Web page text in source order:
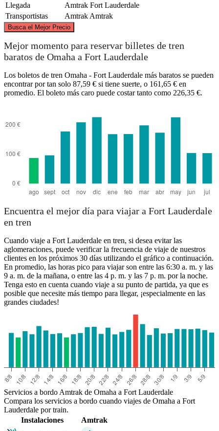
Llegada
Amtrak Fort Lauderdale
Transportistas
Amtrak Amtrak
Busca el Mejor Precio
©
Mejor momento para reservar billetes de tren
baratos de Omaha a Fort Lauderdale
Los boletos de tren Omaha - Fort Lauderdale más baratos se pueden
encontrar por tan solo 87,59 € si tiene suerte, o 161,65 € en
promedio. El boleto más caro puede costar tanto como 226,35 €.
Encuentra el mejor día para viajar a Fort Lauderdale
en tren
Cuando viaje a Fort Lauderdale en tren, si desea evitar las
aglomeraciones, puede verificar la frecuencia de viaje de nuestros
clientes en los próximos 30 días utilizando el gráfico a continuación.
En promedio, las horas pico para viajar son entre las 6:30 a. m. y las
9 a. m. de la mañana, o entre las 4 p. m. y las 7 p. m. por la noche.
Tenga esto en cuenta cuando viaje a su punto de partida, ya que es
posible que necesite más tiempo para llegar, ¡especialmente en las
grandes ciudades!
Servicios a bordo Amtrak de Omaha a Fort Lauderdale
Compara los servicios a bordo cuando viajes de Omaha a Fort
Lauderdale por train.
Instalaciones
Amtrak